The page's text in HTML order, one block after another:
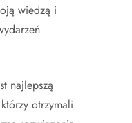
wiedzą i
najlepszą
otrzymali